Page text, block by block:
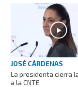
JOSÉ CÁRDENAS
La presidenta cierra
a la CNTE